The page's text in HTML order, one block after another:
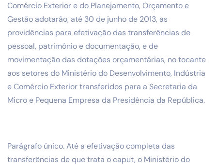
Comércio Exterior e do Planejamento, Orçamento e
Gestão adotarão, até 30 de junho de 2013, as
providências para efetivação das transferências de
pessoal, patrimônio e documentação, e de
movimentação das dotações orçamentárias, no tocante
aos setores do Ministério do Desenvolvimento, Indústria
e Comércio Exterior transferidos para a Secretaria da
Micro e Pequena Empresa da Presidência da República.
Parágrafo único. Até a efetivação completa das
transferências de que trata o caput, o Ministério do